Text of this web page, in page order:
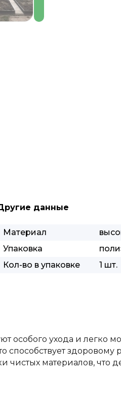
данные
Материал
Упаковка
Кол-во в упаковке
1 шт.
особого ухода и легко
здоровому
материалов, что